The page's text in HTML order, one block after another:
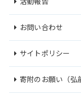
お問い合わせ
サイトポリシー
寄附のお願い（弘